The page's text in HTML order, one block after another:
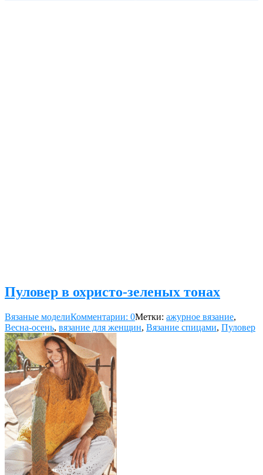
Пуловер в охристо-зеленых тонах
Вязаные моделиКомментарии: 0Метки: ажурное вязание,
Весна-осень, вязание для женщин, Вязание спицами, Пуловер